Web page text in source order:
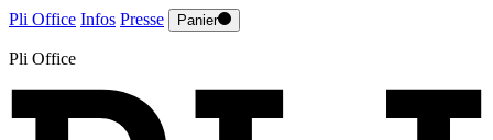
Pli Office Infos Presse Panier
Pli Office